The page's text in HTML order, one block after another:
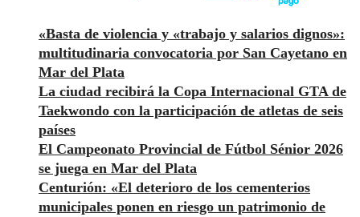
«Basta de violencia y «trabajo y salarios dignos»:
multitudinaria convocatoria por San Cayetano en
Mar del Plata
La ciudad recibirá la Copa Internacional GTA de
Taekwondo con la participación de atletas de seis
países
El Campeonato Provincial de Fútbol Sénior 2026
se juega en Mar del Plata
Centurión: «El deterioro de los cementerios
municipales ponen en riesgo un patrimonio de